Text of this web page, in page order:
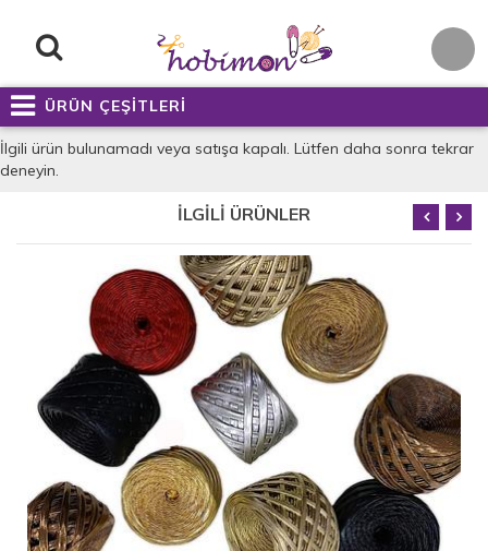
ÜRÜN ÇEŞİTLERİ
İlgili ürün bulunamadı veya satışa kapalı. Lütfen daha sonra tekrar
deneyin.
İLGİLİ ÜRÜNLER